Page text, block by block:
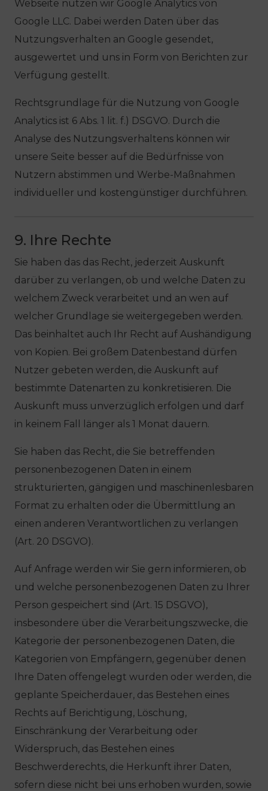
Webseite nutzen wir Google Analytics von
Google LLC. Dabei werden Daten über das
Nutzungsverhalten an Google gesendet,
ausgewertet und uns in Form von Berichten zur
Verfügung gestellt.
Rechtsgrundlage für die Nutzung von Google
Analytics ist 6 Abs. 1 lit. f.) DSGVO. Durch die
Analyse des Nutzungsverhaltens können wir
unsere Seite besser auf die Bedürfnisse von
Nutzern abstimmen und Werbe-Maßnahmen
individueller und kostengünstiger durchführen.
9. Ihre Rechte
Sie haben das das Recht, jederzeit Auskunft
darüber zu verlangen, ob und welche Daten zu
welchem Zweck verarbeitet und an wen auf
welcher Grundlage sie weitergegeben werden.
Das beinhaltet auch Ihr Recht auf Aushändigung
von Kopien. Bei großem Datenbestand dürfen
Nutzer gebeten werden, die Auskunft auf
bestimmte Datenarten zu konkretisieren. Die
Auskunft muss unverzüglich erfolgen und darf
in keinem Fall länger als 1 Monat dauern.
Sie haben das Recht, die Sie betreffenden
personenbezogenen Daten in einem
strukturierten, gängigen und maschinenlesbaren
Format zu erhalten oder die Übermittlung an
einen anderen Verantwortlichen zu verlangen
(Art. 20 DSGVO).
Auf Anfrage werden wir Sie gern informieren, ob
und welche personenbezogenen Daten zu Ihrer
Person gespeichert sind (Art. 15 DSGVO),
insbesondere über die Verarbeitungszwecke, die
Kategorie der personenbezogenen Daten, die
Kategorien von Empfängern, gegenüber denen
Ihre Daten offengelegt wurden oder werden, die
geplante Speicherdauer, das Bestehen eines
Rechts auf Berichtigung, Löschung,
Einschränkung der Verarbeitung oder
Widerspruch, das Bestehen eines
Beschwerderechts, die Herkunft ihrer Daten,
sofern diese nicht bei uns erhoben wurden, sowie